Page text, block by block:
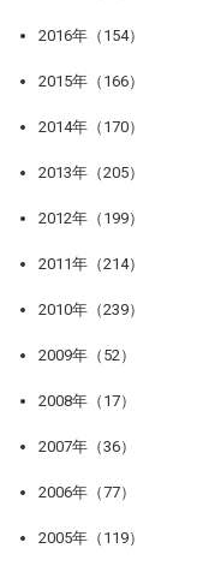
2016年（154）
2015年（166）
2014年（170）
2013年（205）
2012年（199）
2011年（214）
2010年（239）
2009年（52）
2008年（17）
2007年（36）
2006年（77）
2005年（119）